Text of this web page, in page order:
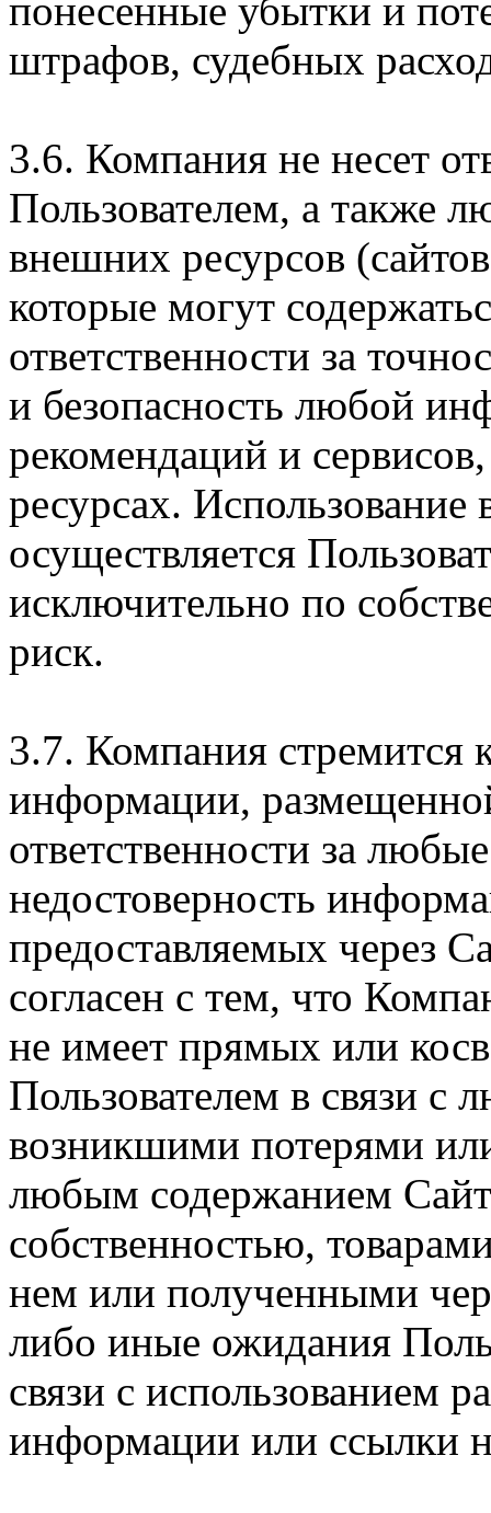
понесенные убытки и
штрафов, судебных
3.6. Компания не несет
Пользователем, а также
внешних ресурсов
которые могут
ответственности за
и безопасность любой
рекомендаций и
ресурсах.
осуществляется
исключительно по
риск.
3.7. Компания стремится
информации,
ответственности за
недостоверность
предоставляемых через
согласен с тем, что
не имеет прямых или
Пользователем в связи
возникшими потерями
любым содержанием
собственностью,
нем или полученными
либо иные ожидания
связи с использованием
информации или ссылки